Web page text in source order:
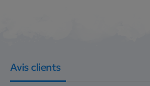
Avis clients